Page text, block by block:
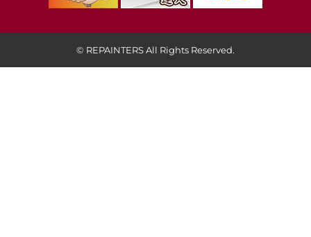
© REPAINTERS All Rights Reserved.